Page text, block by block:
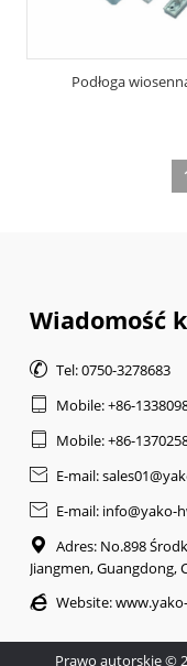
Podłoga
Wiadomość
 Tel: 0750-3278683
 Mobile: +86-
 Mobile: +86-
 E-mail:
 E-mail: info@yako-

Adres: No.898
Jiangmen, Guangdong,
 Website:
Prawo autorskie ©